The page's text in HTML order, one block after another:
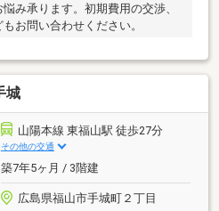
み承ります。初期費用の交渉、
お問い合わせください。
城
山陽本線 東福山駅 徒歩27分
その他の交通
築7年5ヶ月 / 3階建
広島県福山市手城町２丁目